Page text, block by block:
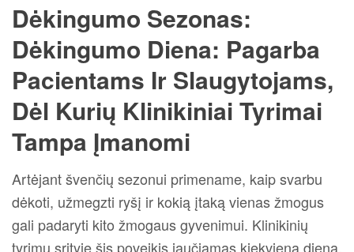
Dėkingumo Sezonas:
Dėkingumo Diena: Pagarba
Pacientams Ir Slaugytojams,
Dėl Kurių Klinikiniai Tyrimai
Tampa Įmanomi
Artėjant švenčių sezonui primename, kaip svarbu
dėkoti, užmegzti ryšį ir kokią įtaką vienas žmogus
gali padaryti kito žmogaus gyvenimui. Klinikinių
tyrimų srityje šis poveikis jaučiamas kiekvieną dieną.